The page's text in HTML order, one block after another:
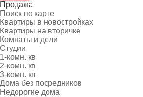
Продажа
Поиск по карте
Квартиры в новостройках
Квартиры на вторичке
Комнаты и доли
Студии
1-комн. кв
2-комн. кв
3-комн. кв
Дома без посредников
Недорогие дома